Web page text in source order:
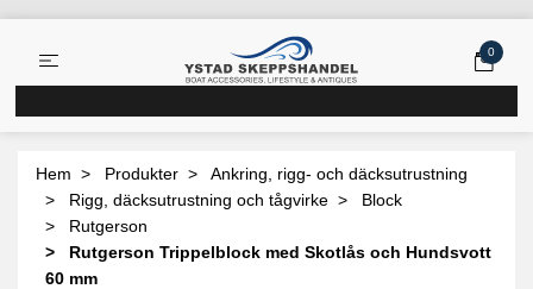
0
Hem Produkter
Ankring, rigg- och däcksutrustning
Rigg, däcksutrustning och tågvirke
Block
Rutgerson
Rutgerson Trippelblock med Skotlås och Hundsvott
60 mm